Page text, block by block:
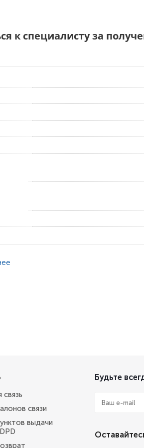
к специалисту за
связи
выдачи
Будьте